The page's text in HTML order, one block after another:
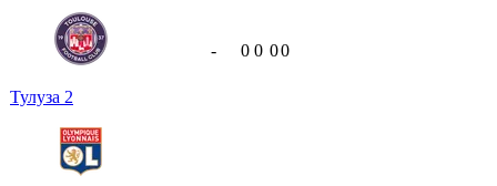
Тулуза 2
- 0 0 00